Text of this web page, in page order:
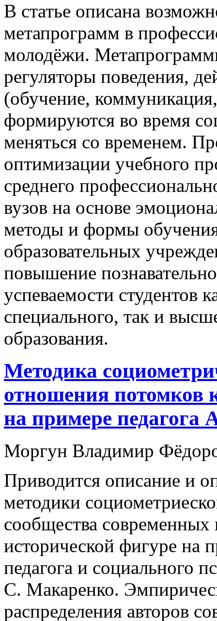
В статье описана
метапрограмм в
молодёжи.
регуляторы поведения,
(обучение,
формируются во время
меняться со временем.
оптимизации учебного
среднего
вузов на основе
методы и формы
образовательных
повышение
успеваемости студентов
специального, так и
образования.
Методика
отношения потомков
на примере
Моргун Владимир
Приводится описание и
методики
сообщества
исторической фигуре на
педагога и социального
С. Макаренко.
распределения авторов